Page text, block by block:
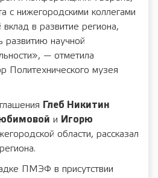
с нижегородскими коллегами
в развитие региона,
развитию научной
— отметила
Политехнического музея
Глеб Никитин
и Игорю
области, рассказал
ПМЭФ в присутствии